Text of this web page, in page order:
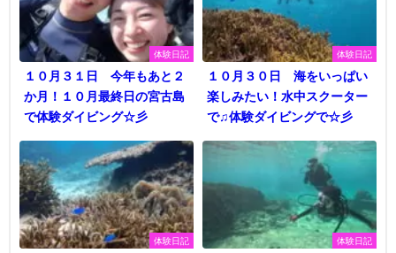
体験日記
１０月３１日 今年もあと２
か月！１０月最終日の宮古島
で体験ダイビング☆彡
体験日記
１０月３０日 海をいっぱい
楽しみたい！水中スクーター
で♫体験ダイビングで☆彡
体験日記 体験日記